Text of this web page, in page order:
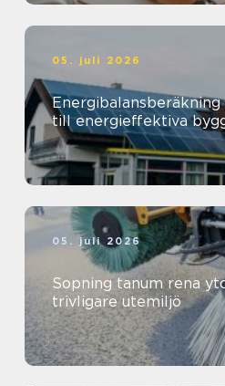
05. juli 2026
Energibalansberäkning
till energieffektiva
05. juli 2026
Sopning tanum rena ytor för säkrare och
trivligare utemiljö